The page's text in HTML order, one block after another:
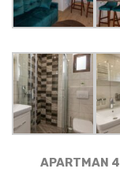
APARTMAN 4